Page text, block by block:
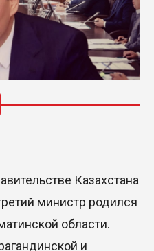
Казахстана
министр родился
области.
и